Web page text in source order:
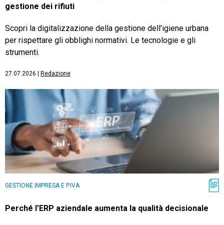
gestione dei rifiuti
Scopri la digitalizzazione della gestione dell'igiene urbana
per rispettare gli obblighi normativi. Le tecnologie e gli
strumenti.
27.07.2026 Redazione
GESTIONE IMPRESA E P.IVA
Perché l’ERP aziendale aumenta la qualità decisionale